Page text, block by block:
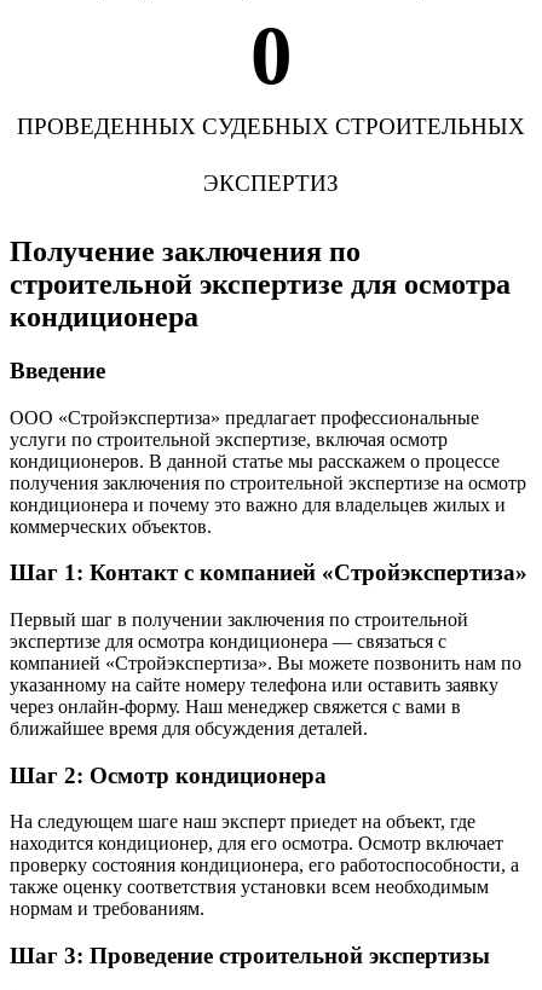
0
ПРОВЕДЕННЫХ СУДЕБНЫХ СТРОИТЕЛЬНЫХ
ЭКСПЕРТИЗ
Получение заключения по
строительной экспертизе для осмотра
кондиционера
Введение
ООО «Стройэкспертиза» предлагает профессиональные
услуги по строительной экспертизе, включая осмотр
кондиционеров. В данной статье мы расскажем о процессе
получения заключения по строительной экспертизе на осмотр
кондиционера и почему это важно для владельцев жилых и
коммерческих объектов.
Шаг 1: Контакт с компанией «Стройэкспертиза»
Первый шаг в получении заключения по строительной
экспертизе для осмотра кондиционера — связаться с
компанией «Стройэкспертиза». Вы можете позвонить нам по
указанному на сайте номеру телефона или оставить заявку
через онлайн-форму. Наш менеджер свяжется с вами в
ближайшее время для обсуждения деталей.
Шаг 2: Осмотр кондиционера
На следующем шаге наш эксперт приедет на объект, где
находится кондиционер, для его осмотра. Осмотр включает
проверку состояния кондиционера, его работоспособности, а
также оценку соответствия установки всем необходимым
нормам и требованиям.
Шаг 3: Проведение строительной экспертизы